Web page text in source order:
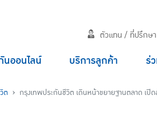
ตัวแทน / ที่ปรึกษา
นออนไลน์ บริการลูกค้า ร่
ต กรุงเทพประกันชีวิต เดินหน้าขยายฐานตลาด เ